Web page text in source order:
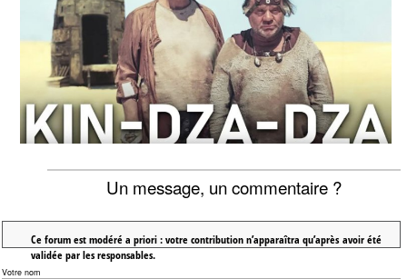
Un message, un commentaire ?
Ce forum est modéré a priori : votre contribution n’apparaîtra qu’après avoir été
validée par les responsables.
Votre nom